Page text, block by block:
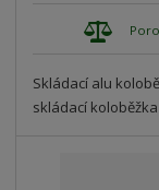
Skládací alu
skládací koloběžka